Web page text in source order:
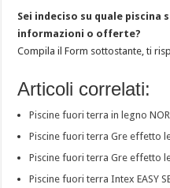
Sei indeciso su quale piscina
informazioni o offerte?
Compila il Form sottostante, ti
Articoli correlati:
Piscine fuori terra in legno
Piscine fuori terra Gre effetto
Piscine fuori terra Gre effetto
Piscine fuori terra Intex EASY